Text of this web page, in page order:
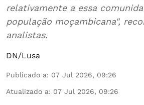
relativamente a essa
população moçambicana",
analistas.
DN/Lusa
Publicado a: 07 Jul 2026, 09:26
Atualizado a: 07 Jul 2026, 09:26